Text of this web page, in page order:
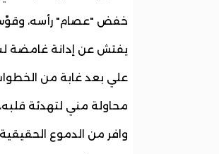
خفض "عصام" رأسه، وقوَّس
يفتش عن إدانة غامضة
علي بعد غابة من
محاولة مني لتهدئة
وافر من الدموع